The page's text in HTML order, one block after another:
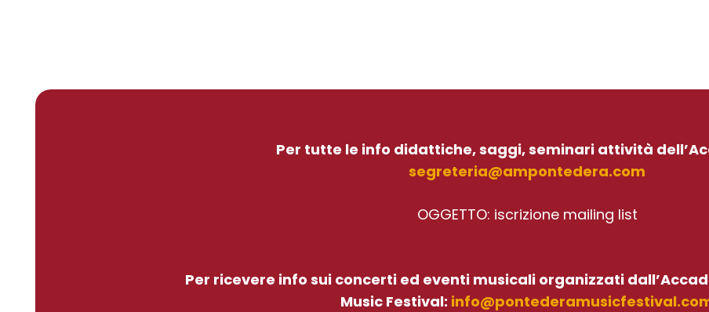
Per tutte le info didattiche, saggi, seminari attività
segreteria@ampontedera.com
OGGETTO: iscrizione mailing list
Per ricevere info sui concerti ed eventi musicali organizzati
Music Festival: